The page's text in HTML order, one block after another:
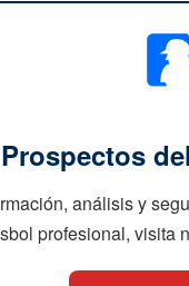
Prospectos
análisis y
profesional, visita